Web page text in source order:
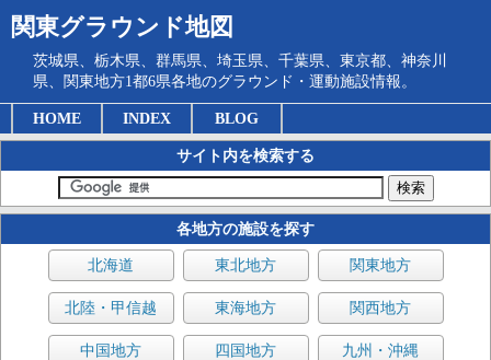
関東グラウンド地図
茨城県、栃木県、群馬県、埼玉県、千葉県、東京都、神奈川
県、関東地方1都6県各地のグラウンド・運動施設情報。
HOME INDEX BLOG
サイト内を検索する
各地方の施設を探す
北海道 東北地方 関東地方
北陸・甲信越 東海地方 関西地方
中国地方 四国地方 九州・沖縄